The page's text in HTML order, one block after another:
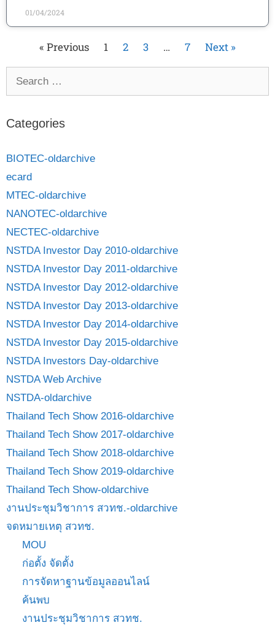
01/04/2024
« Previous 1 2 3 … 7 Next »
Categories
BIOTEC-oldarchive
ecard
MTEC-oldarchive
NANOTEC-oldarchive
NECTEC-oldarchive
NSTDA Investor Day 2010-oldarchive
NSTDA Investor Day 2011-oldarchive
NSTDA Investor Day 2012-oldarchive
NSTDA Investor Day 2013-oldarchive
NSTDA Investor Day 2014-oldarchive
NSTDA Investor Day 2015-oldarchive
NSTDA Investors Day-oldarchive
NSTDA Web Archive
NSTDA-oldarchive
Thailand Tech Show 2016-oldarchive
Thailand Tech Show 2017-oldarchive
Thailand Tech Show 2018-oldarchive
Thailand Tech Show 2019-oldarchive
Thailand Tech Show-oldarchive
งานประชุมวิชาการ สวทช.-oldarchive
จดหมายเหตุ สวทช.
MOU
ก่อตั้ง จัดตั้ง
การจัดหาฐานข้อมูลออนไลน์
ค้นพบ
งานประชุมวิชาการ สวทช.